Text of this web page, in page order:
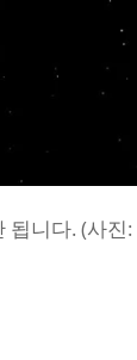
됩니다. (사진: